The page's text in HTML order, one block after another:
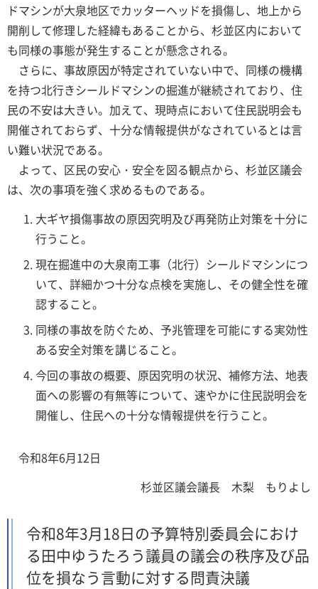
ドマシンが大泉地区でカッターヘッドを損傷し、地上から
開削して修理した経緯もあることから、杉並区内において
も同様の事態が発生することが懸念される。
さらに、事故原因が特定されていない中で、同様の機構
を持つ北行きシールドマシンの掘進が継続されており、住
民の不安は大きい。加えて、現時点において住民説明会も
開催されておらず、十分な情報提供がなされているとは言
い難い状況である。
よって、区民の安心・安全を図る観点から、杉並区議会
は、次の事項を強く求めるものである。
大ギヤ損傷事故の原因究明及び再発防止対策を十分に
行うこと。
現在掘進中の大泉南工事（北行）シールドマシンにつ
いて、詳細かつ十分な点検を実施し、その健全性を確
認すること。
同様の事故を防ぐため、予兆管理を可能にする実効性
ある安全対策を講じること。
今回の事故の概要、原因究明の状況、補修方法、地表
面への影響の有無等について、速やかに住民説明会を
開催し、住民への十分な情報提供を行うこと。
令和8年6月12日
杉並区議会議長 木梨 もりよし
令和8年3月18日の予算特別委員会におけ
る田中ゆうたろう議員の議会の秩序及び品
位を損なう言動に対する問責決議